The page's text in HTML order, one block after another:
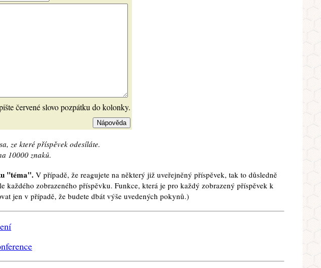
červené slovo pozpátku do kolonky.
ze které příspěvek odesíláte.
10000 znaků.
"téma". V případě, že reagujete na některý již uveřejněný příspěvek, tak to důsledně
každého zobrazeného příspěvku. Funkce, která je pro každý zobrazený příspěvek k
jen v případě, že budete dbát výše uvedených pokynů.)